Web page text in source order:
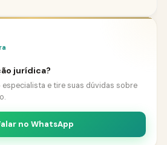
jurídica?
especialista e tire suas dúvidas sobre
no WhatsApp